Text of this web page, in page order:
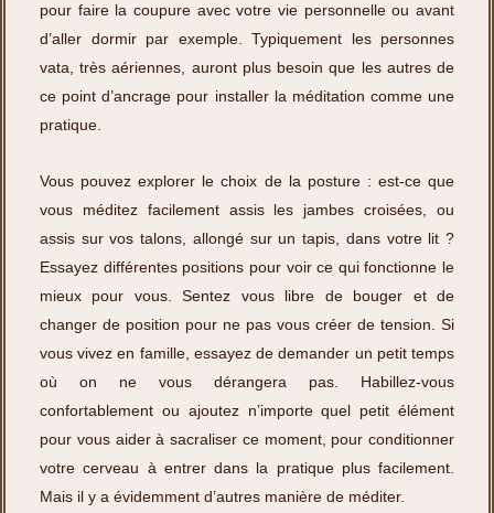
pour faire la coupure avec votre vie personnelle ou avant
d’aller dormir par exemple. Typiquement les personnes
vata, très aériennes, auront plus besoin que les autres de
ce point d’ancrage pour installer la méditation comme une
pratique.
Vous pouvez explorer le choix de la posture : est-ce que
vous méditez facilement assis les jambes croisées, ou
assis sur vos talons, allongé sur un tapis, dans votre lit ?
Essayez différentes positions pour voir ce qui fonctionne le
mieux pour vous. Sentez vous libre de bouger et de
changer de position pour ne pas vous créer de tension. Si
vous vivez en famille, essayez de demander un petit temps
où on ne vous dérangera pas. Habillez-vous
confortablement ou ajoutez n’importe quel petit élément
pour vous aider à sacraliser ce moment, pour conditionner
votre cerveau à entrer dans la pratique plus facilement.
Mais il y a évidemment d’autres manière de méditer.